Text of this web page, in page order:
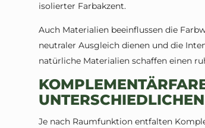
isolierter Farbakzent.
Auch Materialien beeinflussen die
neutraler Ausgleich dienen und die
natürliche Materialien schaffen einen
Je nach Raumfunktion entfalten